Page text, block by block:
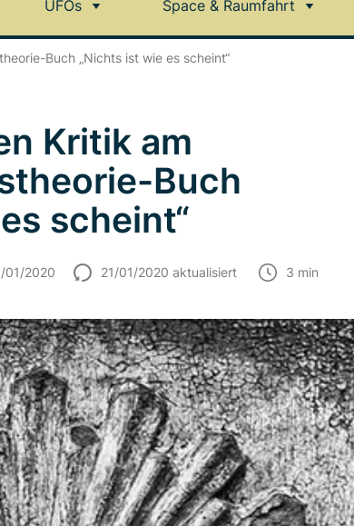
UFOs Space & Raumfahrt
Buch „Nichts ist wie es scheint“
Kritik am
Buch
scheint“
01/2020 21/01/2020 aktualisiert 3 min